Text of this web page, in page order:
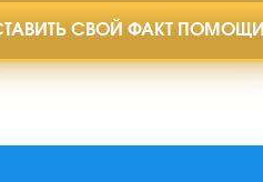
СВОЙ ФАКТ ПОМОЩИ